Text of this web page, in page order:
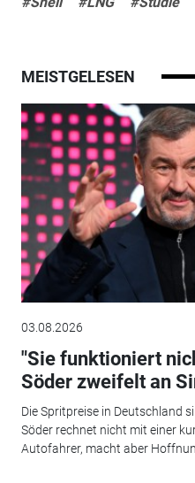
MEISTGELESEN
03.08.2026
"Sie funktioniert
Söder zweifelt an
Die Spritpreise in Deutschland
Söder rechnet nicht mit einer
Autofahrer, macht aber